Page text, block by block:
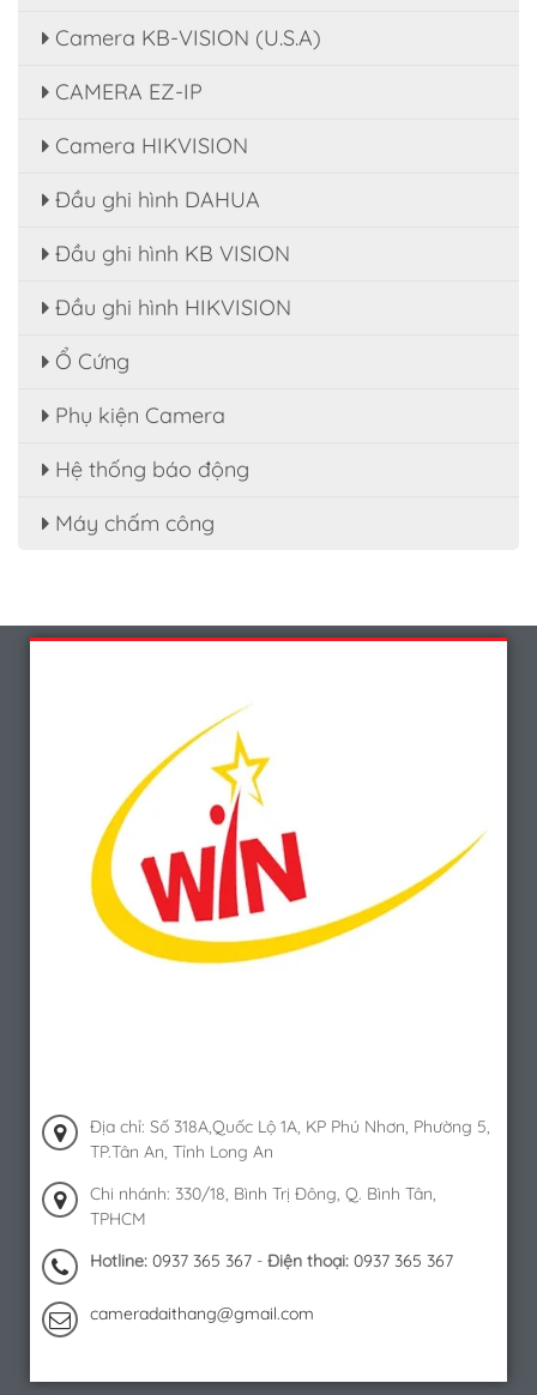
Camera KB-VISION (U.S.A)
CAMERA EZ-IP
Camera HIKVISION
Đầu ghi hình DAHUA
Đầu ghi hình KB VISION
Đầu ghi hình HIKVISION
Ổ Cứng
Phụ kiện Camera
Hệ thống báo động
Máy chấm công
Địa chỉ: Số 318A,Quốc Lộ 1A, KP Phú Nhơn, Phường 5,
TP.Tân An, Tỉnh Long An
Chi nhánh: 330/18, Bình Trị Đông, Q. Bình Tân,
TPHCM
Hotline: 0937 365 367 - Điện thoại: 0937 365 367
cameradaithang@gmail.com